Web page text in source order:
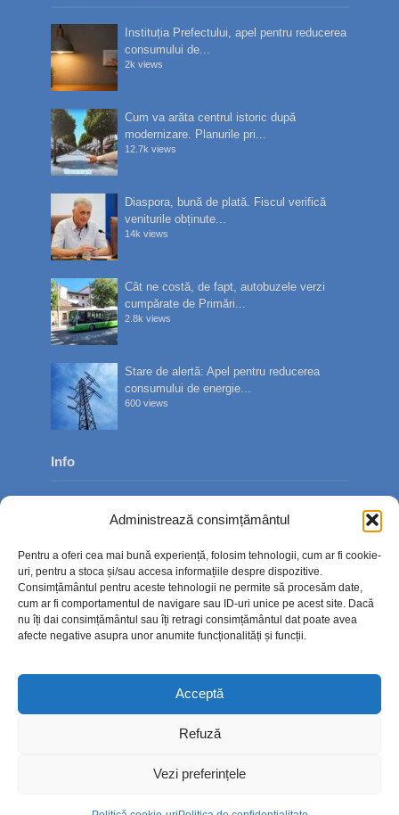
Administrează consimțământul
Pentru a oferi cea mai bună experiență, folosim tehnologii, cum ar fi cookie-
uri, pentru a stoca și/sau accesa informațiile despre dispozitive.
Consimțământul pentru aceste tehnologii ne permite să procesăm date,
cum ar fi comportamentul de navigare sau ID-uri unice pe acest site. Dacă
nu îți dai consimțământul sau îți retragi consimțământul dat poate avea
afecte negative asupra unor anumite funcționalități și funcții.
Acceptă
Refuză
Vezi preferințele
Instituția Prefectului, apel pentru reducerea
consumului de...
2k views
Cum va arăta centrul istoric după
modernizare. Planurile pri...
12.7k views
Diaspora, bună de plată. Fiscul verifică
veniturile obținute...
14k views
Cât ne costă, de fapt, autobuzele verzi
cumpărate de Primări...
2.8k views
Stare de alertă: Apel pentru reducerea
consumului de energie...
600 views
Info
Contact
Politica de confidențialitate
Politică cookie-uri (UE)